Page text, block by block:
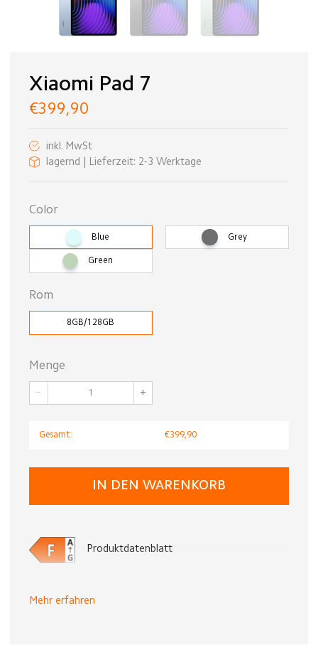
Xiaomi Pad 7
€399,90
inkl. MwSt
lagernd | Lieferzeit: 2-3 Werktage
Color
Blue Grey
Green
Rom
8GB/128GB
Menge
− +
Gesamt: €399,90
IN DEN WARENKORB
Produktdatenblatt
Mehr erfahren